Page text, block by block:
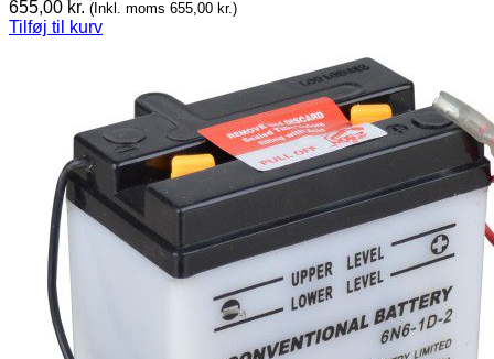
655,00 kr. (Inkl. moms 655,00 kr.)
Tilføj til kurv